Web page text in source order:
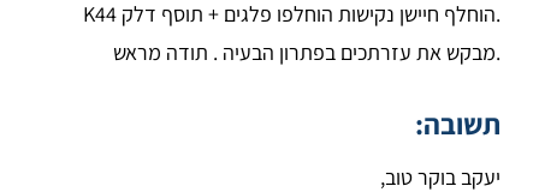
.הוחלף חיישן נקישות הוחלפו פלגים + תוסף דלק K44
.מבקש את עזרתכים בפתרון הבעיה . תודה מראש
תשובה:
יעקב בוקר טוב,